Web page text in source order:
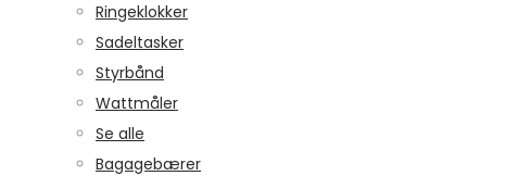
Ringeklokker
Sadeltasker
Styrbånd
Wattmåler
Se alle
Bagagebærer